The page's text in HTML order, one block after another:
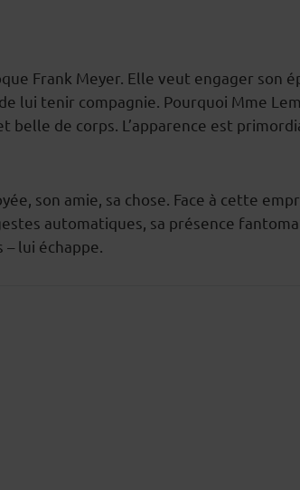
Frank Meyer. Elle veut engager son
lui tenir compagnie. Pourquoi Mme
belle de corps. L’apparence est
son amie, sa chose. Face à cette
automatiques, sa présence
lui échappe.